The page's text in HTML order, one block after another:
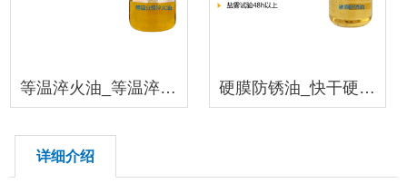
等温淬火油_等温淬火油 硬膜防锈油_快干硬膜防锈油
详细介绍